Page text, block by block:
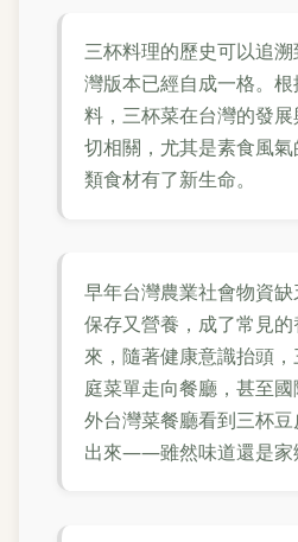
三杯料理的歷史可以追
灣版本已經自成一格。
料，三杯菜在台灣的發
切相關，尤其是素食風
類食材有了新生命。
早年台灣農業社會物資
保存又營養，成了常見
來，隨著健康意識抬頭
庭菜單走向餐廳，甚至
外台灣菜餐廳看到三杯
出來——雖然味道還是家